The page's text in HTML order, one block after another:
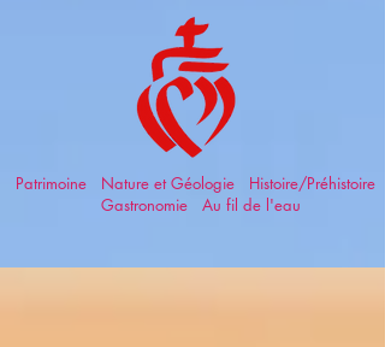
Patrimoine Nature et Géologie Histoire/Préhistoire
Gastronomie Au fil de l'eau